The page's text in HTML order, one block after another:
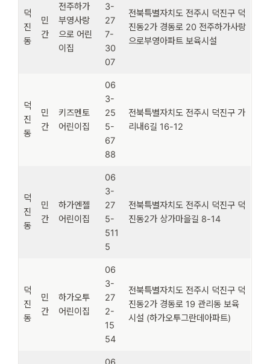
덕
진
동
민
간
전주하가
부영사랑
으로 어린
이집
3-
27
7-
30
07
전북특별자치도 전주시 덕진구 덕
진동2가 경동로 20 전주하가사랑
으로부영아파트 보육시설
덕
진
동
민
간
키즈멘토
어린이집
06
3-
25
5-
67
88
전북특별자치도 전주시 덕진구 가
리내6길 16-12
덕
진
동
민
간
하가엔젤
어린이집
06
3-
27
5-
511
5
전북특별자치도 전주시 덕진구 덕
진동2가 상가마을길 8-14
덕
진
동
민
간
하가오투
어린이집
06
3-
27
2-
15
54
전북특별자치도 전주시 덕진구 덕
진동2가 경동로 19 관리동 보육
시설 (하가오투그란데아파트)